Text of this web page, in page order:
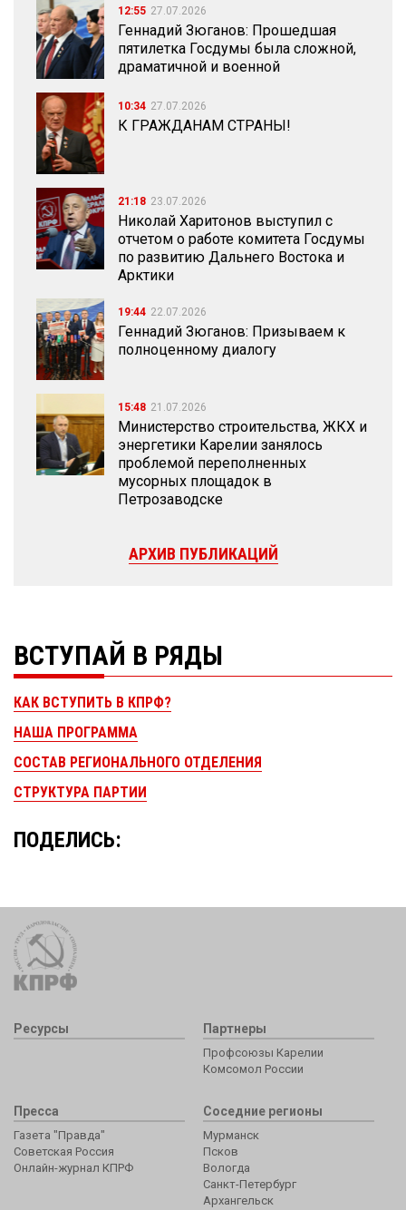
12:55 27.07.2026
Геннадий Зюганов: Прошедшая
пятилетка Госдумы была сложной,
драматичной и военной
10:34 27.07.2026
К ГРАЖДАНАМ СТРАНЫ!
21:18 23.07.2026
Николай Харитонов выступил с
отчетом о работе комитета Госдумы
по развитию Дальнего Востока и
Арктики
19:44 22.07.2026
Геннадий Зюганов: Призываем к
полноценному диалогу
15:48 21.07.2026
Министерство строительства, ЖКХ и
энергетики Карелии занялось
проблемой переполненных
мусорных площадок в
Петрозаводске
АРХИВ ПУБЛИКАЦИЙ
ВСТУПАЙ В РЯДЫ
КАК ВСТУПИТЬ В КПРФ?
НАША ПРОГРАММА
СОСТАВ РЕГИОНАЛЬНОГО ОТДЕЛЕНИЯ
СТРУКТУРА ПАРТИИ
ПОДЕЛИСЬ:
Ресурсы Партнеры
Профсоюзы Карелии
Комсомол России
Пресса
Газета "Правда"
Советская Россия
Онлайн-журнал КПРФ
Соседние регионы
Мурманск
Псков
Вологда
Санкт-Петербург
Архангельск